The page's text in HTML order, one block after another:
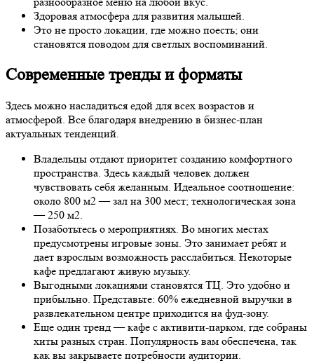
Здоровая атмосфера для развития малышей.
Это не просто локации, где можно поесть; они
становятся поводом для светлых воспоминаний.
Современные тренды и форматы
Здесь можно насладиться едой для всех возрастов и
атмосферой. Все благодаря внедрению в бизнес-план
актуальных тенденций.
Владельцы отдают приоритет созданию комфортного
пространства. Здесь каждый человек должен
чувствовать себя желанным. Идеальное соотношение:
около 800 м2 — зал на 300 мест; технологическая зона
— 250 м2.
Позаботьтесь о мероприятиях. Во многих местах
предусмотрены игровые зоны. Это занимает ребят и
дает взрослым возможность расслабиться. Некоторые
кафе предлагают живую музыку.
Выгодными локациями становятся ТЦ. Это удобно и
прибыльно. Представьте: 60% ежедневной выручки в
развлекательном центре приходится на фуд-зону.
Еще один тренд — кафе с активити-парком, где собраны
хиты разных стран. Популярность вам обеспечена, так
как вы закрываете потребности аудитории.